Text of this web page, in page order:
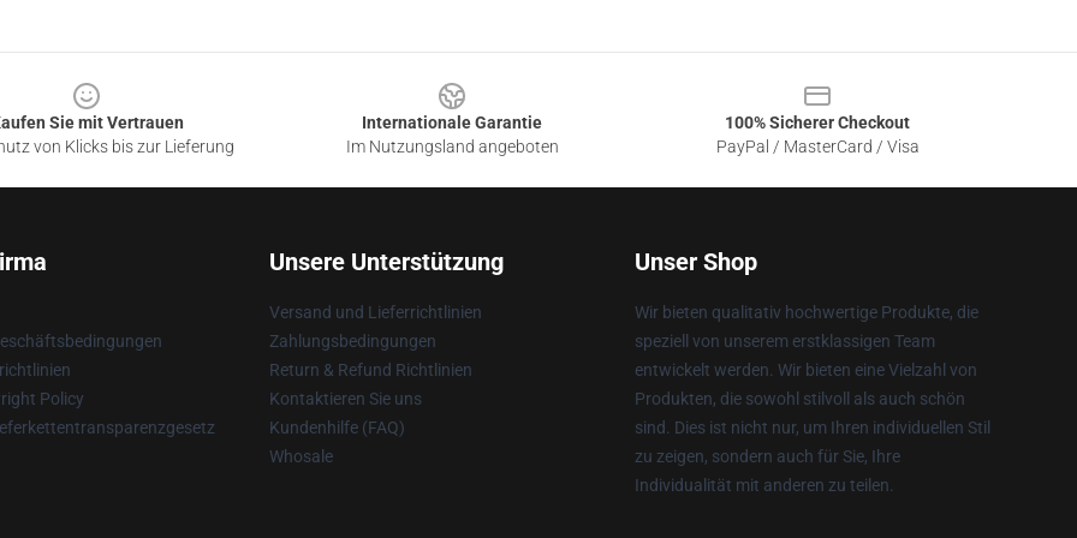
Sie mit Vertrauen
von Klicks bis zur Lieferung
Internationale Garantie
Im Nutzungsland angeboten
100% Sicherer Checkout
PayPal / MasterCard / Visa
Policy
Unsere Unterstützung
Versand und Lieferrichtlinien
Zahlungsbedingungen
Return & Refund Richtlinien
Kontaktieren Sie uns
Kundenhilfe (FAQ)
Whosale
Unser Shop
Wir bieten qualitativ hochwertige Produkte, die
speziell von unserem erstklassigen Team
entwickelt werden. Wir bieten eine Vielzahl von
Produkten, die sowohl stilvoll als auch schön
sind. Dies ist nicht nur, um Ihren individuellen Stil
zu zeigen, sondern auch für Sie, Ihre
Individualität mit anderen zu teilen.